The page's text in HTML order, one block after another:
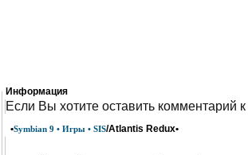
Информация
Eсли Вы хотите оставить комментарий
•Symbian 9 • Игры • SIS/Atlantis Redux•